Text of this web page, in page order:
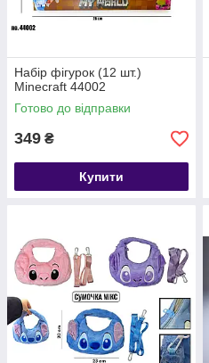
Набір фігурок (12 шт.)
Minecraft 44002
Готово до відправки
349 ₴
Купити